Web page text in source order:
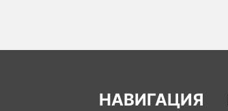
НАВИГАЦИЯ